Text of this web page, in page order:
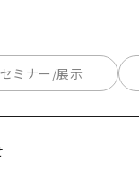
セミナー/展示